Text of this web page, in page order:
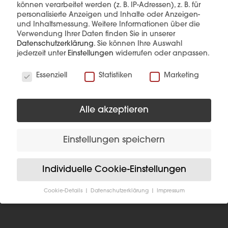
WEITERE
REFERENZEN
NACH IHREM
GESCHMACK
können verarbeitet werden (z. B. IP-Adressen), z. B. für
personalisierte Anzeigen und Inhalte oder Anzeigen-
und Inhaltsmessung. Weitere Informationen über die
Verwendung Ihrer Daten finden Sie in unserer
Datenschutzerklärung. Sie können Ihre Auswahl
jederzeit unter Einstellungen widerrufen oder anpassen.
Essenziell
Statistiken Marketing
Alle akzeptieren
Einstellungen speichern
Individuelle Cookie-Einstellungen
Cookie-Details Datenschutzerklärung Impressum
Datenschutzeinstellungen